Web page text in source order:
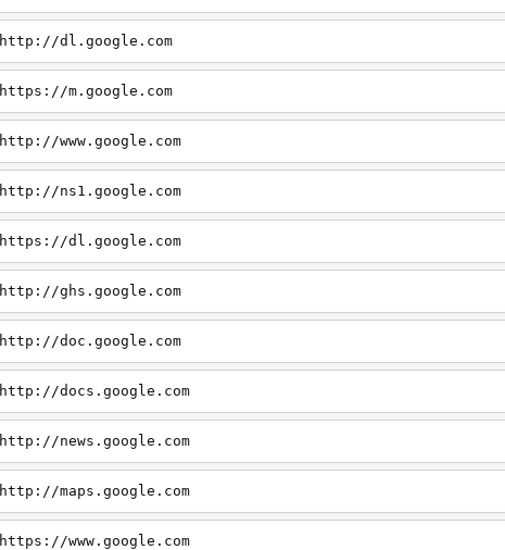
http://dl.google.com
https://m.google.com
http://www.google.com
http://ns1.google.com
https://dl.google.com
http://ghs.google.com
http://doc.google.com
http://docs.google.com
http://news.google.com
http://maps.google.com
https://www.google.com